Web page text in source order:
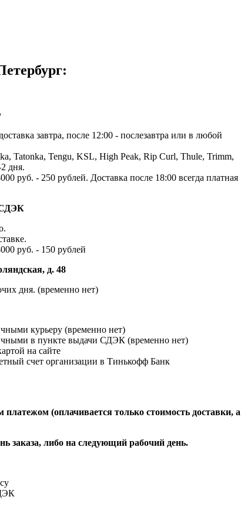
завтра, после 12:00 - послезавтра или в любой
Tatonka, Tengu, KSL, High Peak, Rip Curl, Thule, Trimm,
дня.
руб. - 250 рублей. Доставка после 18:00 всегда платная
СДЭК
руб. - 150 рублей
д. 48
дня. (временно нет)
курьеру (временно нет)
в пункте выдачи СДЭК (временно нет)
на сайте
счет организации в Тинькофф Банк
(оплачивается только стоимость доставки, а
заказа, либо на следующий рабочий день.